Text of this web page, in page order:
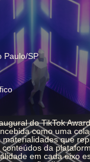
Paulo/SP
do TikTok
como uma
que
da
em cada eixo